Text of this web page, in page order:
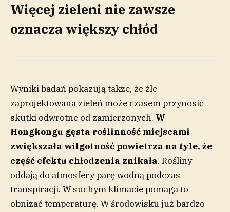
Więcej zieleni nie zawsze
oznacza większy chłód
Wyniki badań pokazują także, że źle
zaprojektowana zieleń może czasem przynosić
skutki odwrotne od zamierzonych. W
Hongkongu gęsta roślinność miejscami
zwiększała wilgotność powietrza na tyle, że
część efektu chłodzenia znikała. Rośliny
oddają do atmosfery parę wodną podczas
transpiracji. W suchym klimacie pomaga to
obniżać temperaturę. W środowisku już bardzo